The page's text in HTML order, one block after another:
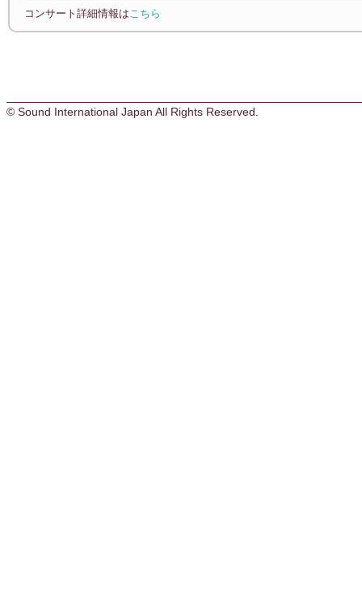
コンサート詳細情報は こちら
© Sound International Japan All Rights Reserved.